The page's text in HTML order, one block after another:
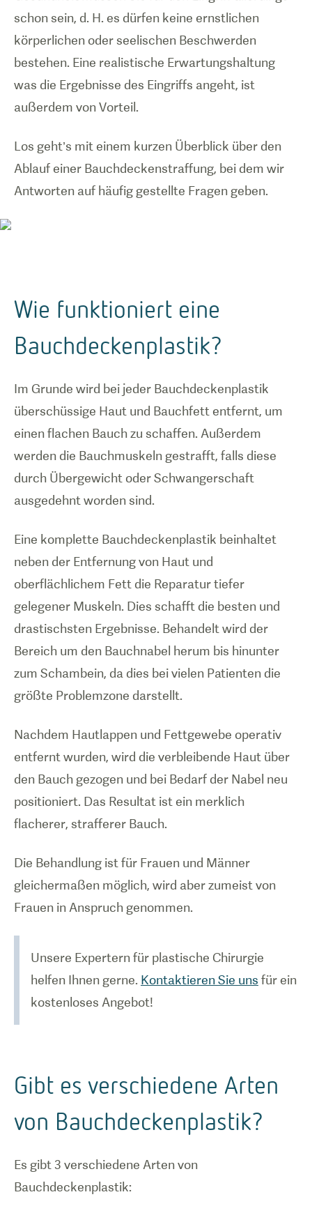
schon sein, d. H. es dürfen keine ernstlichen
körperlichen oder seelischen Beschwerden
bestehen. Eine realistische Erwartungshaltung
was die Ergebnisse des Eingriffs angeht, ist
außerdem von Vorteil.
Los geht’s mit einem kurzen Überblick über den
Ablauf einer Bauchdeckenstraffung, bei dem wir
Antworten auf häufig gestellte Fragen geben.
Wie funktioniert eine
Bauchdeckenplastik?
Im Grunde wird bei jeder Bauchdeckenplastik
überschüssige Haut und Bauchfett entfernt, um
einen flachen Bauch zu schaffen. Außerdem
werden die Bauchmuskeln gestrafft, falls diese
durch Übergewicht oder Schwangerschaft
ausgedehnt worden sind.
Eine komplette Bauchdeckenplastik beinhaltet
neben der Entfernung von Haut und
oberflächlichem Fett die Reparatur tiefer
gelegener Muskeln. Dies schafft die besten und
drastischsten Ergebnisse. Behandelt wird der
Bereich um den Bauchnabel herum bis hinunter
zum Schambein, da dies bei vielen Patienten die
größte Problemzone darstellt.
Nachdem Hautlappen und Fettgewebe operativ
entfernt wurden, wird die verbleibende Haut über
den Bauch gezogen und bei Bedarf der Nabel neu
positioniert. Das Resultat ist ein merklich
flacherer, strafferer Bauch.
Die Behandlung ist für Frauen und Männer
gleichermaßen möglich, wird aber zumeist von
Frauen in Anspruch genommen.
Unsere Expertern für plastische Chirurgie
helfen Ihnen gerne. Kontaktieren Sie uns für ein
kostenloses Angebot!
Gibt es verschiedene Arten
von Bauchdeckenplastik?
Es gibt 3 verschiedene Arten von
Bauchdeckenplastik: